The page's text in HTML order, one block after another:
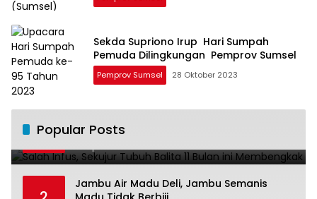
Sekda Supriono Irup Hari Sumpah
Pemuda Dilingkungan Pemprov Sumsel
Pemprov Sumsel 28 Oktober 2023
Popular Posts
1
ini Membengkak
28 April 2016 11026
Jambu Air Madu Deli, Jambu Semanis